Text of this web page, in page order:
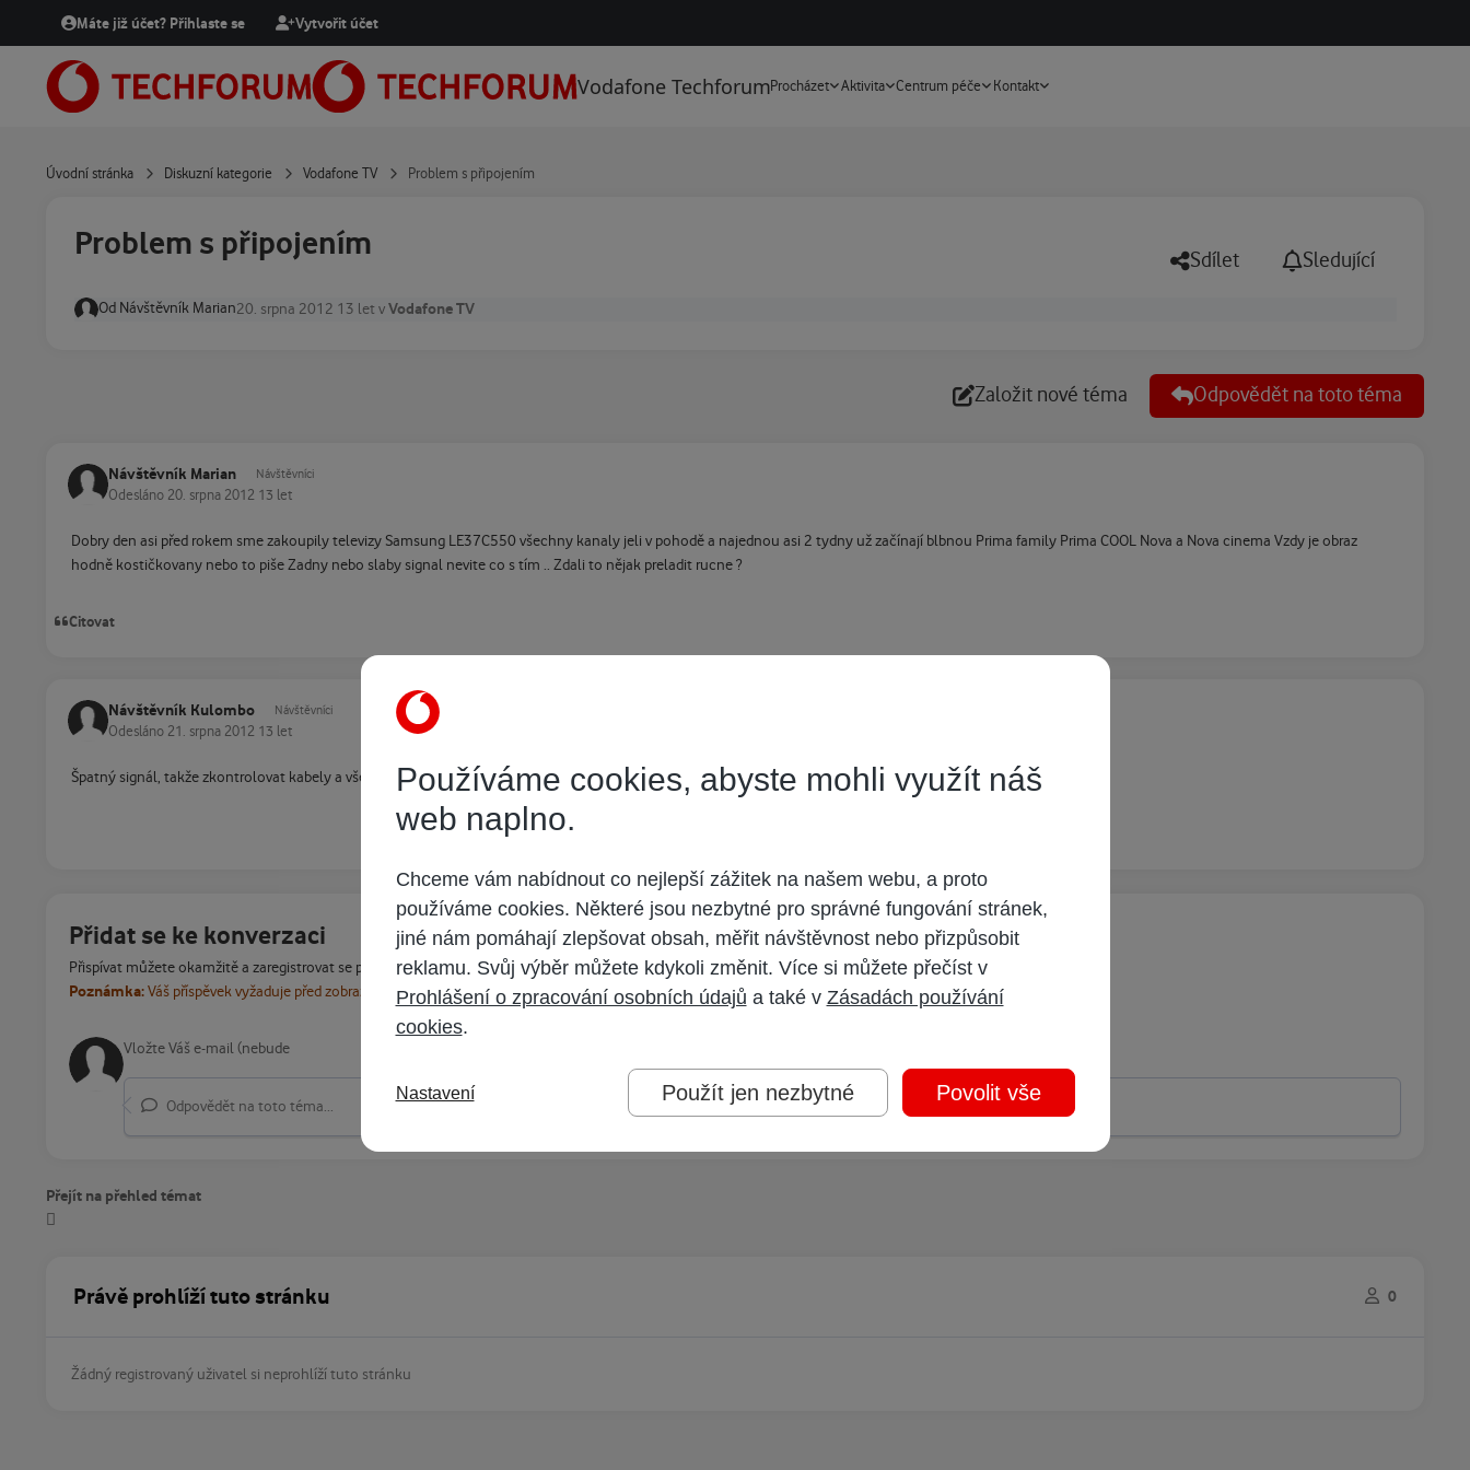
Přejít na obsah
Máte již účet? Přihlaste se Vytvořit účet
Vodafone TechforumProcházet Aktivita Centrum péče Kontakt
Úvodní stránka Diskuzní kategorie Vodafone TV Problem s připojením
Problem s připojením Sdílet Sledující
Od Návštěvník Marian20. srpna 2012 13 let vVodafone TV
Založit nové téma Odpovědět na toto téma
Návštěvník Marian Návštěvníci
Odesláno 20. srpna 2012 13 let
Dobry den asi před rokem sme zakoupily televizy Samsung LE37C550 všechny kanaly jeli v pohodě a najednou asi 2 tydny už začínají blbnou Prima family Prima COOL Nova a Nova cinema Vzdy je obraz
hodně kostičkovany nebo to piše Zadny nebo slaby signal nevite co s tím .. Zdali to nějak preladit rucne ?
Citovat
Návštěvník Kulombo Návštěvníci
Odesláno 21. srpna 2012 13 let
Špatný signál, takže zkontrolovat kabely a všechny rozbočovače a když to nepomůže, tak objednat technika.
Přidat se ke konverzaci
Přispívat můžete okamžitě a zaregistrovat se později. Pokud máte účet,přihlaste sea přispívejte pod Vaším účtem.
Poznámka:Váš příspěvek vyžaduje před zobrazením schválení moderátorem.
Odpovědět na toto téma...
Přejít na přehled témat
Právě prohlíží tuto stránku 0
Žádný registrovaný uživatel si neprohlíží tuto stránku
Používáme cookies, abyste mohli využít náš
web naplno.
Chceme vám nabídnout co nejlepší zážitek na našem webu, a proto
používáme cookies. Některé jsou nezbytné pro správné fungování stránek,
jiné nám pomáhají zlepšovat obsah, měřit návštěvnost nebo přizpůsobit
reklamu. Svůj výběr můžete kdykoli změnit. Více si můžete přečíst v
Prohlášení o zpracování osobních údajů a také v Zásadách používání
cookies.
Použít jen nezbytné Povolit vše
Nastavení